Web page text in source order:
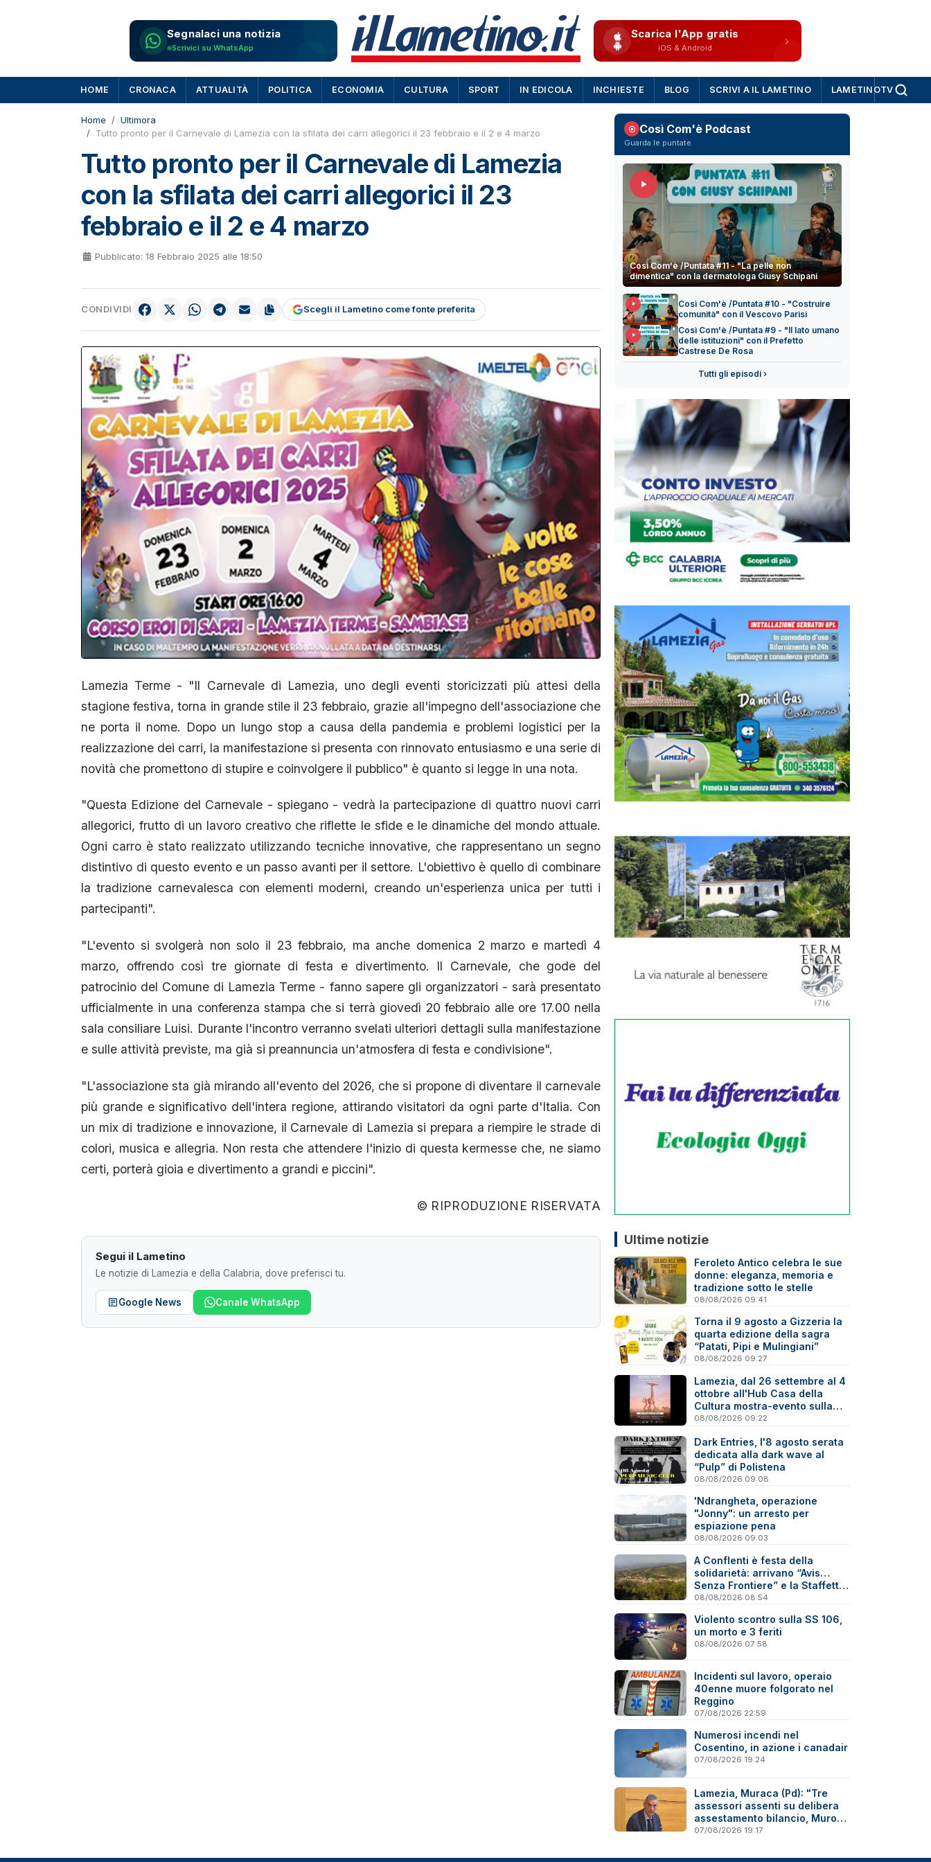
Segnalaci una notizia
Scrivici su WhatsApp
Scarica l'App gratis
iOS & Android
HOME CRONACA ATTUALITÀ POLITICA ECONOMIA CULTURA SPORT IN EDICOLA INCHIESTE BLOG SCRIVI A IL LAMETINO LAMETINOTV
Home
Ultimora
Tutto pronto per il Carnevale di Lamezia con la sfilata dei carri allegorici il 23 febbraio e il 2 e 4 marzo
Tutto pronto per il Carnevale di Lamezia
con la sfilata dei carri allegorici il 23
febbraio e il 2 e 4 marzo
Pubblicato: 18 Febbraio 2025 alle 18:50
CONDIVIDI Scegli il Lametino come fonte preferita
Lamezia Terme - "Il Carnevale di Lamezia, uno degli eventi storicizzati più attesi della
stagione festiva, torna in grande stile il 23 febbraio, grazie all'impegno dell'associazione che
ne porta il nome. Dopo un lungo stop a causa della pandemia e problemi logistici per la
realizzazione dei carri, la manifestazione si presenta con rinnovato entusiasmo e una serie di
novità che promettono di stupire e coinvolgere il pubblico" è quanto si legge in una nota.
"Questa Edizione del Carnevale - spiegano - vedrà la partecipazione di quattro nuovi carri
allegorici, frutto di un lavoro creativo che riflette le sfide e le dinamiche del mondo attuale.
Ogni carro è stato realizzato utilizzando tecniche innovative, che rappresentano un segno
distintivo di questo evento e un passo avanti per il settore. L'obiettivo è quello di combinare
la tradizione carnevalesca con elementi moderni, creando un'esperienza unica per tutti i
partecipanti".
"L'evento si svolgerà non solo il 23 febbraio, ma anche domenica 2 marzo e martedì 4
marzo, offrendo così tre giornate di festa e divertimento. Il Carnevale, che gode del
patrocinio del Comune di Lamezia Terme - fanno sapere gli organizzatori - sarà presentato
ufficialmente in una conferenza stampa che si terrà giovedì 20 febbraio alle ore 17.00 nella
sala consiliare Luisi. Durante l'incontro verranno svelati ulteriori dettagli sulla manifestazione
e sulle attività previste, ma già si preannuncia un'atmosfera di festa e condivisione".
"L'associazione sta già mirando all'evento del 2026, che si propone di diventare il carnevale
più grande e significativo dell'intera regione, attirando visitatori da ogni parte d'Italia. Con
un mix di tradizione e innovazione, il Carnevale di Lamezia si prepara a riempire le strade di
colori, musica e allegria. Non resta che attendere l'inizio di questa kermesse che, ne siamo
certi, porterà gioia e divertimento a grandi e piccini".
© RIPRODUZIONE RISERVATA
Segui il Lametino
Le notizie di Lamezia e della Calabria, dove preferisci tu.
Google News Canale WhatsApp
Così Com'è Podcast
Guarda le puntate
Così Com'è /Puntata #11 - "La pelle non
dimentica" con la dermatologa Giusy Schipani
Così Com'è /Puntata #10 - "Costruire
comunità" con il Vescovo Parisi
Così Com'è /Puntata #9 - "Il lato umano
delle istituzioni" con il Prefetto
Castrese De Rosa
Tutti gli episodi ›
Ultime notizie
Feroleto Antico celebra le sue
donne: eleganza, memoria e
tradizione sotto le stelle
08/08/2026 09:41
Torna il 9 agosto a Gizzeria la
quarta edizione della sagra
“Patati, Pipi e Mulingiani”
08/08/2026 09:27
Lamezia, dal 26 settembre al 4
ottobre all'Hub Casa della
Cultura mostra-evento sulla
Virtual Photography
08/08/2026 09:22
Dark Entries, l'8 agosto serata
dedicata alla dark wave al
“Pulp” di Polistena
08/08/2026 09:08
'Ndrangheta, operazione
"Jonny": un arresto per
espiazione pena
08/08/2026 09:03
A Conflenti è festa della
solidarietà: arrivano “Avis…
Senza Frontiere” e la Staffetta
del Donatore
08/08/2026 08:54
Violento scontro sulla SS 106,
un morto e 3 feriti
08/08/2026 07:58
Incidenti sul lavoro, operaio
40enne muore folgorato nel
Reggino
07/08/2026 22:59
Numerosi incendi nel
Cosentino, in azione i canadair
07/08/2026 19:24
Lamezia, Muraca (Pd): "Tre
assessori assenti su delibera
assestamento bilancio, Murone
in difficoltà"
07/08/2026 19:17